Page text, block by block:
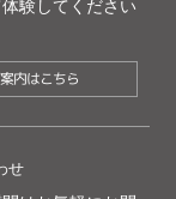
験してください
内はこちら
せ